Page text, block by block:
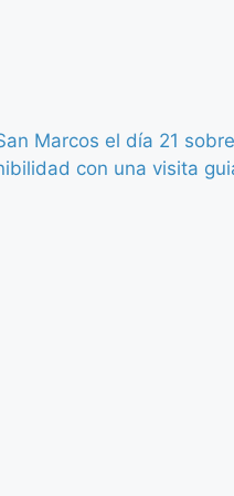
Marcos el día 21
con una visita